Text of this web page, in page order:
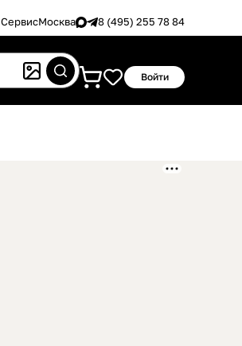
СервисМосква 8 (495) 255 78 84
Войти